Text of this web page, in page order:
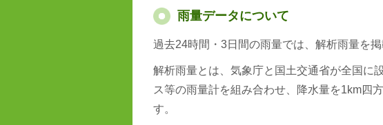
雨量データについて
過去24時間・3日間の雨量では、解析雨量を掲
解析雨量とは、気象庁と国土交通省が全国に
ス等の雨量計を組み合わせ、降水量を1km四
す。